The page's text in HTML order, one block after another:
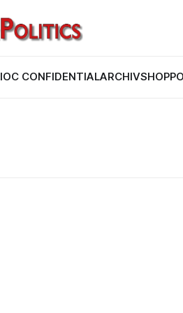
IOC CONFIDENTIALARCHIVSHOP